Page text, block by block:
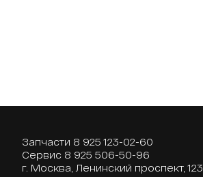
Запчасти 8 925 123-02-60
Сервис 8 925 506-50-96
г. Москва, Ленинский проспект, 123